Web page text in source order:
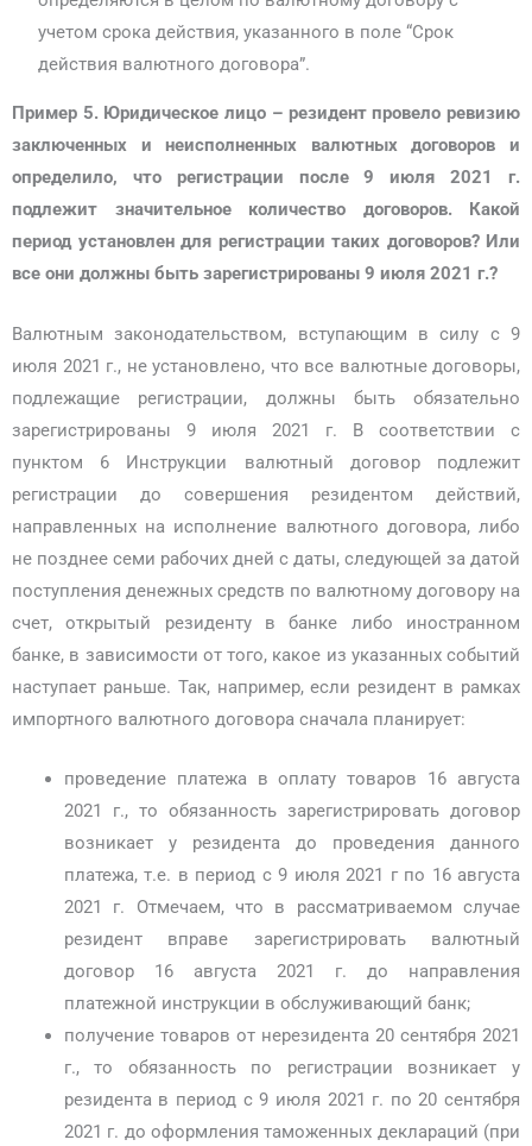
учетом срока действия, указанного в поле “Срок
действия валютного договора”.
Пример 5. Юридическое лицо – резидент провело ревизию
заключенных и неисполненных валютных договоров и
определило, что регистрации после 9 июля 2021 г.
подлежит значительное количество договоров. Какой
период установлен для регистрации таких договоров? Или
все они должны быть зарегистрированы 9 июля 2021 г.?
Валютным законодательством, вступающим в силу с 9
июля 2021 г., не установлено, что все валютные договоры,
подлежащие регистрации, должны быть обязательно
зарегистрированы 9 июля 2021 г. В соответствии с
пунктом 6 Инструкции валютный договор подлежит
регистрации до совершения резидентом действий,
направленных на исполнение валютного договора, либо
не позднее семи рабочих дней с даты, следующей за датой
поступления денежных средств по валютному договору на
счет, открытый резиденту в банке либо иностранном
банке, в зависимости от того, какое из указанных событий
наступает раньше. Так, например, если резидент в рамках
импортного валютного договора сначала планирует:
проведение платежа в оплату товаров 16 августа
2021 г., то обязанность зарегистрировать договор
возникает у резидента до проведения данного
платежа, т.е. в период с 9 июля 2021 г по 16 августа
2021 г. Отмечаем, что в рассматриваемом случае
резидент вправе зарегистрировать валютный
договор 16 августа 2021 г. до направления
платежной инструкции в обслуживающий банк;
получение товаров от нерезидента 20 сентября 2021
г., то обязанность по регистрации возникает у
резидента в период с 9 июля 2021 г. по 20 сентября
2021 г. до оформления таможенных деклараций (при